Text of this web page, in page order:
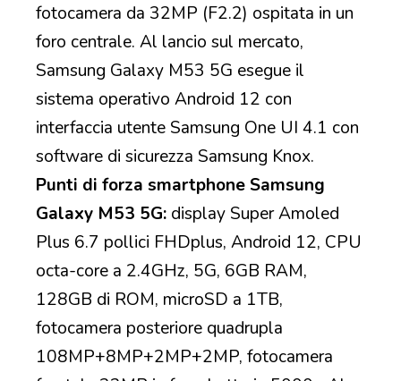
fotocamera da 32MP (F2.2) ospitata in un
foro centrale. Al lancio sul mercato,
Samsung Galaxy M53 5G esegue il
sistema operativo Android 12 con
interfaccia utente Samsung One UI 4.1 con
software di sicurezza Samsung Knox.
Punti di forza smartphone Samsung
Galaxy M53 5G: display Super Amoled
Plus 6.7 pollici FHDplus, Android 12, CPU
octa-core a 2.4GHz, 5G, 6GB RAM,
128GB di ROM, microSD a 1TB,
fotocamera posteriore quadrupla
108MP+8MP+2MP+2MP, fotocamera